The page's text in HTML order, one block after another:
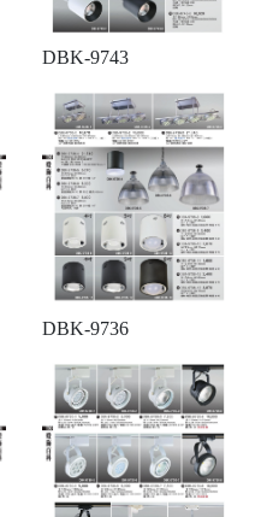
DBK-9743
DBK-9736